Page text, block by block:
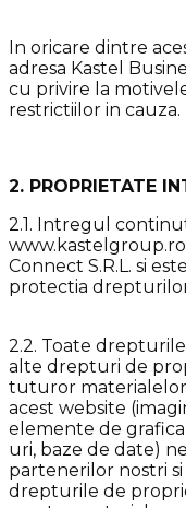
In oricare dintre
adresa Kastel
cu privire la
restrictiilor in cauza.
2. PROPRIETATE
2.1. Intregul
Connect S.R.L. si
protectia
2.2. Toate
alte drepturi de
tuturor
acest website
elemente de
uri, baze de date)
partenerilor nostri
drepturile de